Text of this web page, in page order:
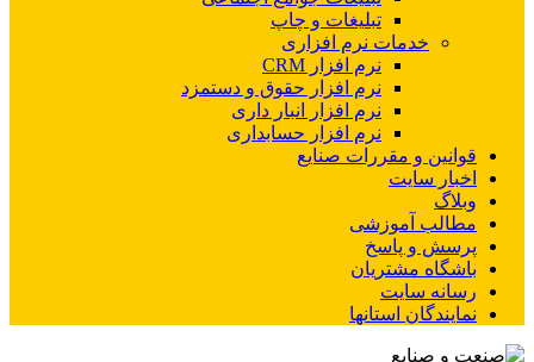
تبلیغات و چاپ
خدمات نرم افزاری
نرم افزار CRM
نرم افزار حقوق و دستمزد
نرم افزار انبار داری
نرم افزار حسابداری
قوانین و مقررات صنایع
اخبار سایت
وبلاگ
مطالب آموزشی
پرسش و پاسخ
باشگاه مشتریان
رسانه سایت
نمایندگان استانها